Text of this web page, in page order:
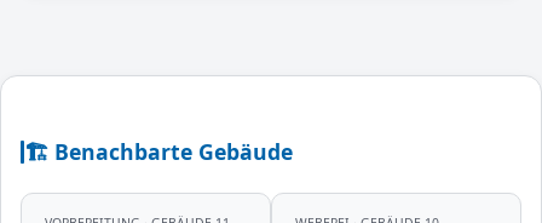
🏗️ Benachbarte Gebäude